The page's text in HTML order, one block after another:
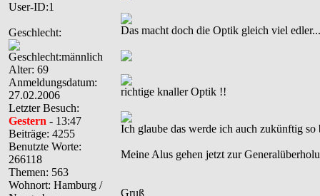
User-ID:1
Geschlecht:
Alter: 69
Anmeldungsdatum:
27.02.2006
Letzter Besuch:
Gestern - 13:47
Beiträge: 4255
Benutzte Worte:
266118
Themen: 563
Wohnort: Hamburg /
Das macht doch die Optik gleich viel
richtige knaller Optik !!
Ich glaube das werde ich auch zukünftig so
Meine Alus gehen jetzt zur
Gruß